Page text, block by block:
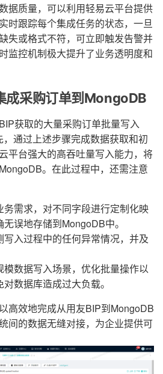
据质量，可以利用轻易云平台提供
时跟踪每个集成任务的状态，一旦
失或格式不符，可立即触发告警并
监控机制极大提升了业务透明度和
成采购订单到MongoDB
获取的大量采购订单批量写入
通过上述步骤完成数据获取和初
平台强大的高吞吐量写入能力，将
。在此过程中，还需注意
务需求，对不同字段进行定制化映
误地存储到MongoDB中。
写入过程中的任何异常情况，并及
模数据写入场景，优化批量操作以
数据库造成过大负载。
高效地完成从用友BIP到MongoDB
间的数据无缝对接，为企业提供可